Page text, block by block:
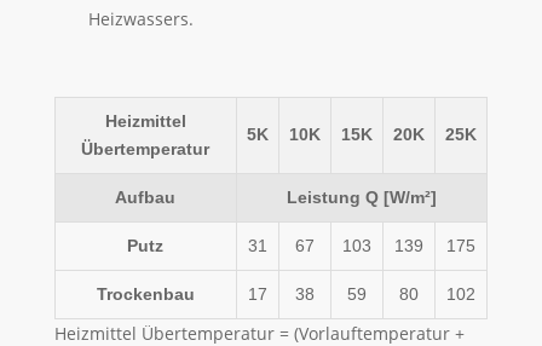
Heizwassers.
Heizmittel
Übertemperatur
5K 10K 15K 20K 25K
Aufbau Leistung Q [W/m²]
Putz 31 67 103 139 175
Trockenbau 17 38 59 80 102
Heizmittel Übertemperatur = (Vorlauftemperatur +